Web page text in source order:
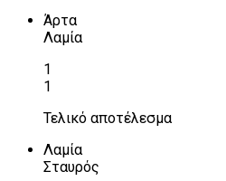
Άρτα
Λαμία
1
1
Τελικό αποτέλεσμα
Λαμία
Σταυρός